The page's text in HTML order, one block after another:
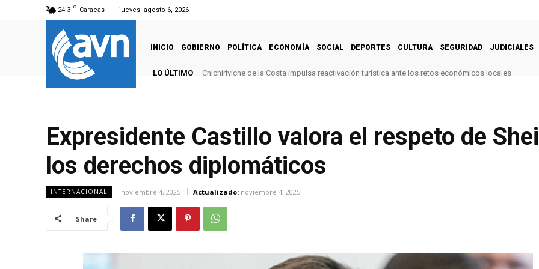
24.3 C Caracas jueves, agosto 6, 2026
INICIO GOBIERNO POLÍTICA ECONOMÍA SOCIAL DEPORTES CULTURA SEGURIDAD JUDICIALES
LO ÚLTIMO Chichiriviche de la Costa impulsa reactivación turística ante los retos económicos locales
Expresidente Castillo valora el respeto de
los derechos diplomáticos
INTERNACIONAL noviembre 4, 2025 Actualizado: noviembre 4, 2025
Share